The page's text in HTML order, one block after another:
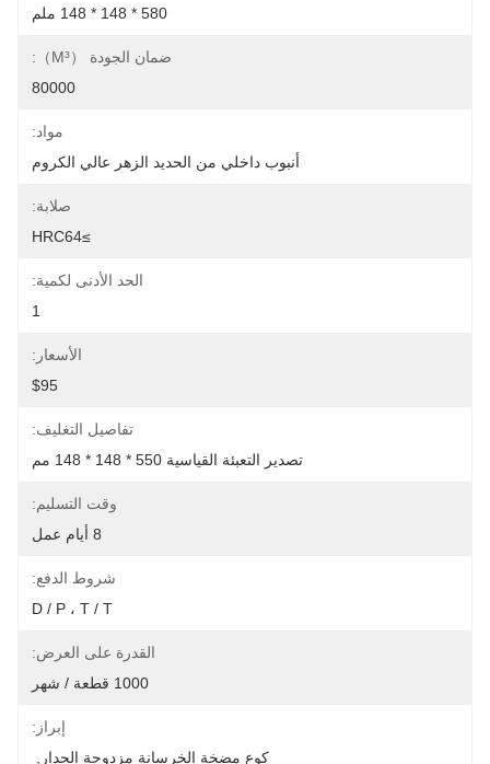
580 * 148 * 148 ملم
ضمان الجودة （m³）:
80000
مواد:
أنبوب داخلي من الحديد الزهر عالي الكروم
صلابة:
≥HRC64
الحد الأدنى لكمية:
1
الأسعار:
$95
تفاصيل التغليف:
تصدير التعبئة القياسية 550 * 148 * 148 مم
وقت التسليم:
8 أيام عمل
شروط الدفع:
D / P ، T / T
القدرة على العرض:
1000 قطعة / شهر
إبراز:
كوع مضخة الخرسانة مزدوجة الجدار